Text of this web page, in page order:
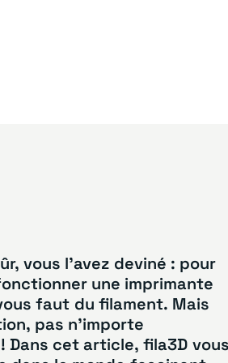
vous l’avez deviné : pour
une imprimante
faut du filament. Mais
pas n’importe
Dans cet article, fila3D